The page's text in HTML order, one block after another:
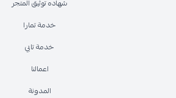
شهاده توثيق المتجر
خدمة تمارا
خدمة تابي
اعمالنا
المدونة